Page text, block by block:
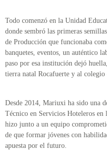
Todo comenzó en la Unidad
donde sembró las primeras
de Producción que funcionaba
banquetes, eventos, un auténtico
paso por esa institución dejó
tierra natal Rocafuerte y al
Desde 2014, Mariuxi ha sido una
Técnico en Servicios Hoteleros
hizo junto a un equipo
de que formar jóvenes con
apuesta por el futuro.